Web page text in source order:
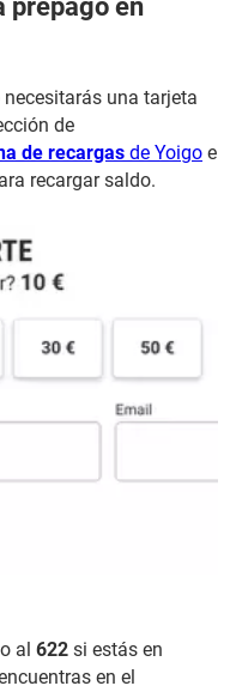
prepago en
una tarjeta
de
de recargas de Yoigo e
recargar saldo.
al 622 si estás en
en el